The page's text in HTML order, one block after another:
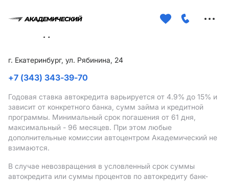
г. Екатеринбург, ул. Рябинина, 24
+7 (343) 343-39-70
Годовая ставка автокредита варьируется от 4.9% до 15% и
зависит от конкретного банка, сумм займа и кредитной
программы. Минимальный срок погашения от 61 дня,
максимальный - 96 месяцев. При этом любые
дополнительные комиссии автоцентром Академический не
взимаются.
В случае невозвращения в условленный срок суммы
автокредита или суммы процентов по автокредиту банк-